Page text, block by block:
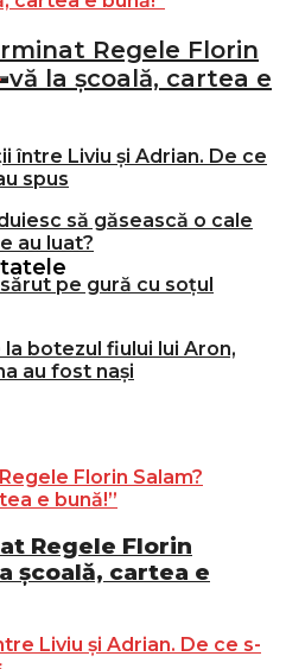
Regele Florin
vă la școală, cartea e
între Liviu și Adrian. De ce
spus
să găsească o cale
au luat?
pe gură cu soțul
botezul fiului lui Aron,
au fost nași
Regele Florin
școală, cartea e